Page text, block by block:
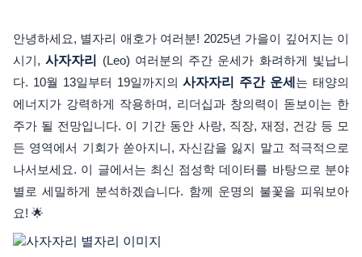
안녕하세요, 별자리 애호가 여러분! 2025년 가을이 깊어지는 이
시기,사자자리
(Leo) 여러분의 주간 운세가 화려하게 빛납니
다. 10월 13일부터 19일까지의사자자리 주간 운세 는 태양의
에너지가 강력하게 작용하며, 리더십과 창의력이 돋보이는 한
주가 될 전망입니다. 이 기간 동안 사랑, 직장, 재정, 건강 등 모
든 영역에서 기회가 쏟아지니, 자신감을 잃지 말고 적극적으로
나서보세요. 이 글에서는 최신 점성학 데이터를 바탕으로 분야
별로 세밀하게 분석하겠습니다. 함께 운명의 불꽃을 피워보아
요! 🌟